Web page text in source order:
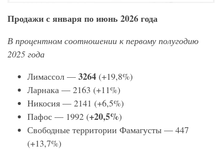
Продажи с января по июнь 2026 года
В процентном соотношении к первому полугодию
2025 года
Лимассол — 3264 (+19,8%)
Ларнака — 2163 (+11%)
Никосия — 2141 (+6,5%)
Пафос — 1992 (+20,5%)
Свободные территории Фамагусты — 447
(+13,7%)